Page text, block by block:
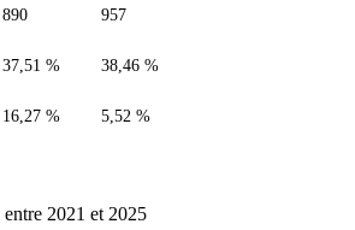
890 957
37,51 % 38,46 %
16,27 % 5,52 %
entre 2021 et 2025